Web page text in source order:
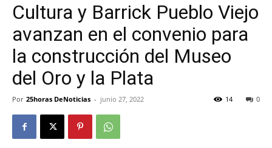
Cultura y Barrick Pueblo Viejo
avanzan en el convenio para
la construcción del Museo
del Oro y la Plata
Por 25horas DeNoticias - junio 27, 2022 0
14